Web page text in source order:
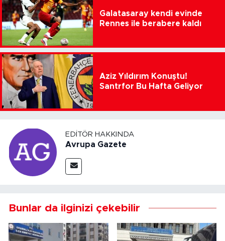
Galatasaray kendi evinde
Rennes ile berabere kaldı
Aziz Yıldırım Konuştu!
Santrfor Bu Hafta Geliyor
EDITÖR HAKKINDA
Avrupa Gazete
Bunlar da ilginizi çekebilir